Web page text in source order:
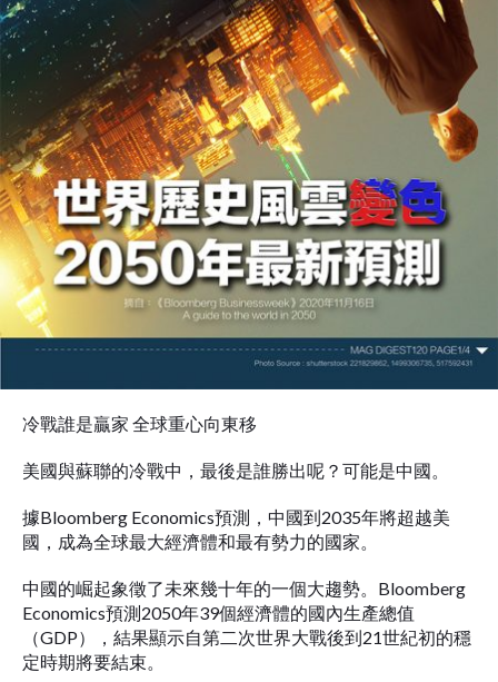
預
測
冷戰誰是贏家 全球重心向東移
美國與蘇聯的冷戰中，最後是誰勝出呢？可能是中國。
據Bloomberg Economics預測，中國到2035年將超越美
國，成為全球最大經濟體和最有勢力的國家。
中國的崛起象徵了未來幾十年的一個大趨勢。Bloomberg
Economics預測2050年39個經濟體的國內生產總值
（GDP），結果顯示自第二次世界大戰後到21世紀初的穩
定時期將要結束。